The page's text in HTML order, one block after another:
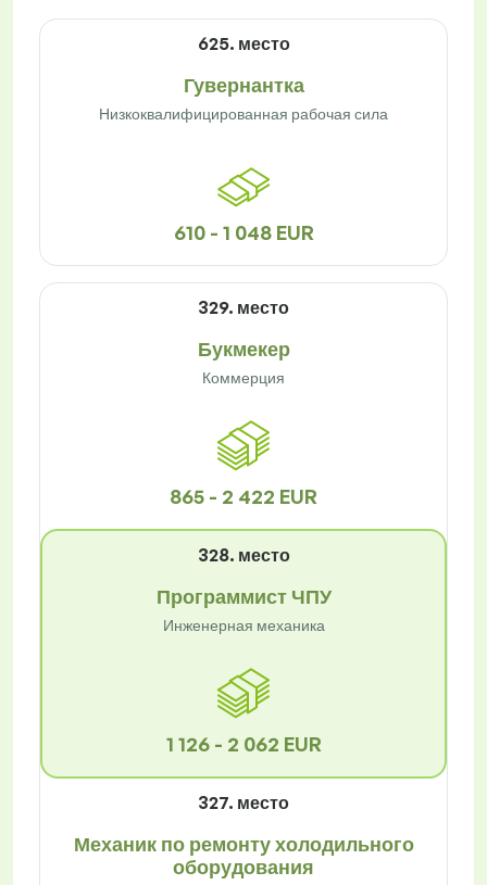
625. место
Гувернантка
Низкоквалифицированная рабочая сила
610 - 1 048 EUR
329. место
Букмекер
Коммерция
865 - 2 422 EUR
328. место
Программист ЧПУ
Инженерная механика
1 126 - 2 062 EUR
327. место
Механик по ремонту холодильного
оборудования